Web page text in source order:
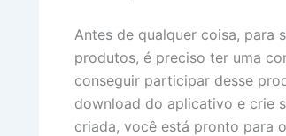
Antes de qualquer coisa, para
produtos, é preciso ter uma
conseguir participar desse
download do aplicativo e crie
criada, você está pronto para